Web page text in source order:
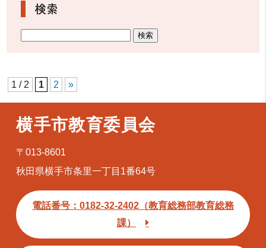
検索
1 / 2 1 2 »
横手市教育委員会
〒013-8601
秋田県横手市条里一丁目1番64号
電話番号：0182-32-2402（教育総務部教育総務
課）